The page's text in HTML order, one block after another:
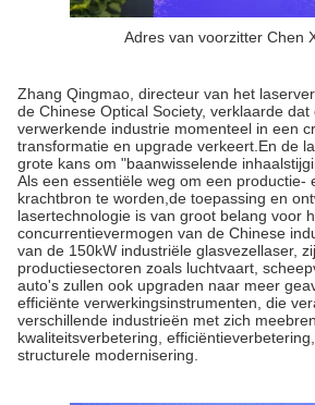
Adres van voorzitter Chen
Zhang Qingmao, directeur van het
de Chinese Optical Society, verklaarde dat
verwerkende industrie momenteel in een
transformatie en upgrade verkeert.En de
grote kans om "baanwisselende
Als een essentiële weg om een productie-
krachtbron te worden,de toepassing en
lasertechnologie is van groot belang voor
concurrentievermogen van de Chinese
van de 150kW industriële glasvezellaser,
productiesectoren zoals luchtvaart,
auto's zullen ook upgraden naar meer
efficiënte verwerkingsinstrumenten, die
verschillende industrieën met zich
kwaliteitsverbetering,
structurele modernisering.